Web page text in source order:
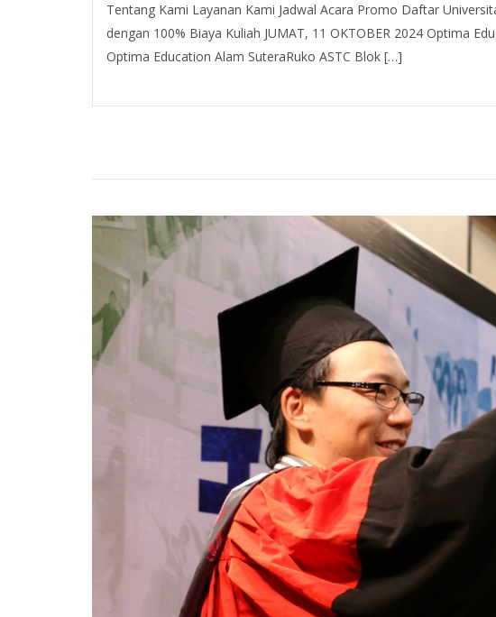
Tentang Kami Layanan Kami Jadwal Acara Promo Daftar
dengan 100% Biaya Kuliah JUMAT, 11 OKTOBER 2024 Optima
Optima Education Alam SuteraRuko ASTC Blok […]